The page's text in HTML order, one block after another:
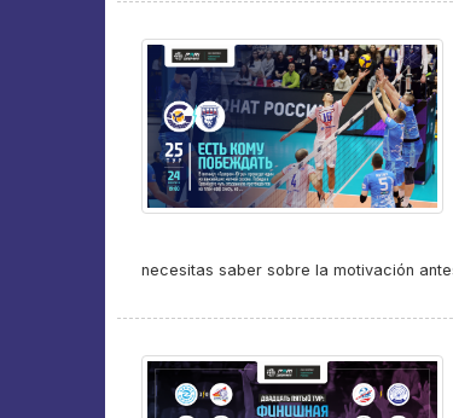
necesitas saber sobre la motivación